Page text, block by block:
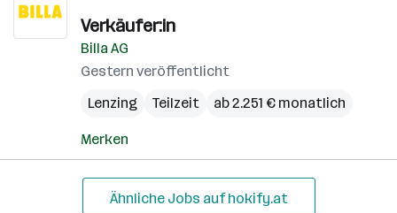
Verkäufer:in
Billa AG
Gestern veröffentlicht
Lenzing
Teilzeit ab 2.251 € monatlich
Merken
Ähnliche Jobs auf hokify.at